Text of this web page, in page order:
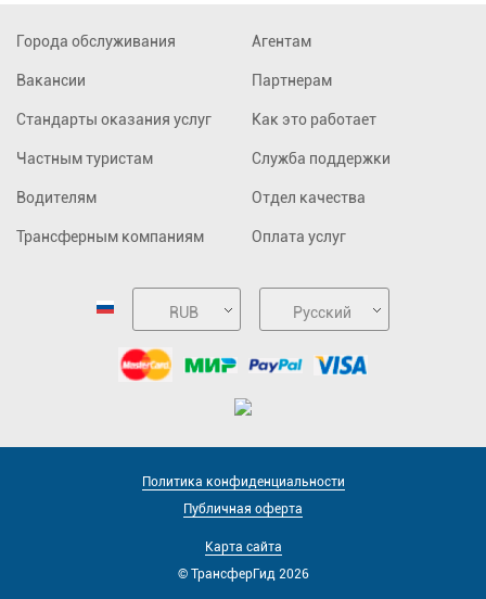
Города обслуживания
Вакансии
Стандарты оказания услуг
Частным туристам
Водителям
Трансферным компаниям
Агентам
Партнерам
Как это работает
Служба поддержки
Отдел качества
Оплата услуг
RUB Русский
Политика конфиденциальности
Публичная оферта
Карта сайта
© ТрансферГид 2026